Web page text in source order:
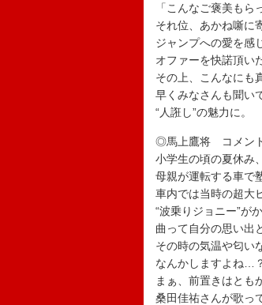
「こんなご褒美もら
それ位、あかね噺に
ジャンプへの愛を感
オファーを快諾頂い
その上、こんなにも
早くみなさんも聞い
“人誑し”の魅力に。
◎馬上鷹将 コメン
小学生の頃の夏休み
母親が運転する車で
車内では当時の超大
“波乗りジョニー”が
曲って自分の思い出
その時の気温や匂い
なんかしますよね…
まぁ、前置きはとも
桑田佳祐さんが歌っ